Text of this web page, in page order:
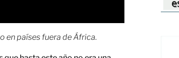
en países fuera de África.